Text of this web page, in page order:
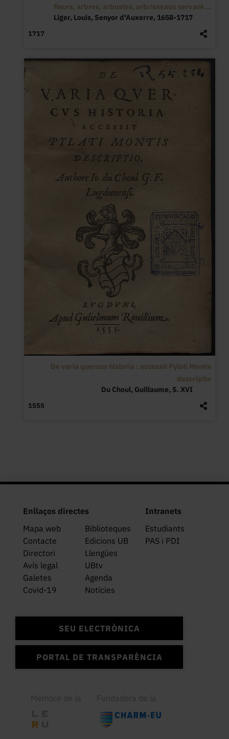
fleurs, arbres, arbustes, arbrisseaux servant ...
Liger, Louis, Senyor d'Auxerre, 1658-1717
1717
De varia quercus historia : accessit Pylati Montis
descriptio
Du Choul, Guillaume, S. XVI
1555
Enllaços directes
Mapa web
Biblioteques
Contacte
Edicions UB
Directori
Llengües
Avís legal
UBtv
Galetes
Agenda
Covid-19
Notícies
Intranets
Estudiants
PAS i PDI
SEU ELECTRÒNICA
PORTAL DE TRANSPARÈNCIA
Membre de la Fundadora de la